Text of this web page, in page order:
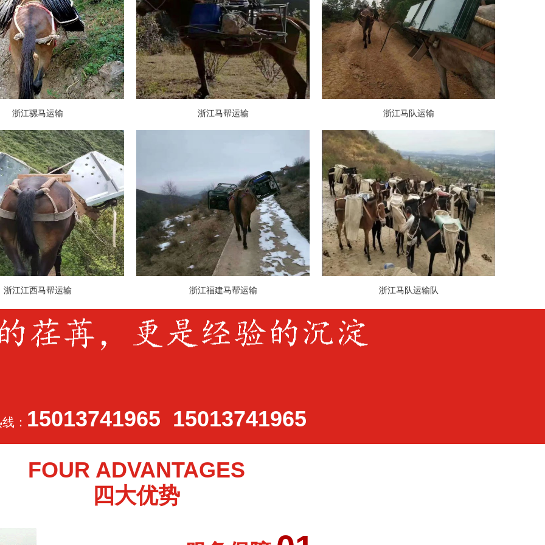
浙江骡马运输 浙江马帮运输 浙江马队运输
浙江江西马帮运输 浙江福建马帮运输 浙江马队运输队
： 15013741965 15013741965
FOUR ADVANTAGES
四大优势